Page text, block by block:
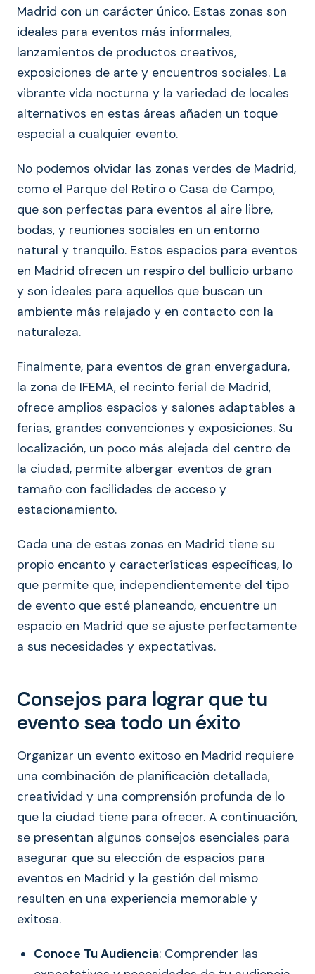
Madrid con un carácter único. Estas zonas son
ideales para eventos más informales,
lanzamientos de productos creativos,
exposiciones de arte y encuentros sociales. La
vibrante vida nocturna y la variedad de locales
alternativos en estas áreas añaden un toque
especial a cualquier evento.
No podemos olvidar las zonas verdes de Madrid,
como el Parque del Retiro o Casa de Campo,
que son perfectas para eventos al aire libre,
bodas, y reuniones sociales en un entorno
natural y tranquilo. Estos espacios para eventos
en Madrid ofrecen un respiro del bullicio urbano
y son ideales para aquellos que buscan un
ambiente más relajado y en contacto con la
naturaleza.
Finalmente, para eventos de gran envergadura,
la zona de IFEMA, el recinto ferial de Madrid,
ofrece amplios espacios y salones adaptables a
ferias, grandes convenciones y exposiciones. Su
localización, un poco más alejada del centro de
la ciudad, permite albergar eventos de gran
tamaño con facilidades de acceso y
estacionamiento.
Cada una de estas zonas en Madrid tiene su
propio encanto y características específicas, lo
que permite que, independientemente del tipo
de evento que esté planeando, encuentre un
espacio en Madrid que se ajuste perfectamente
a sus necesidades y expectativas.
Consejos para lograr que tu
evento sea todo un éxito
Organizar un evento exitoso en Madrid requiere
una combinación de planificación detallada,
creatividad y una comprensión profunda de lo
que la ciudad tiene para ofrecer. A continuación,
se presentan algunos consejos esenciales para
asegurar que su elección de espacios para
eventos en Madrid y la gestión del mismo
resulten en una experiencia memorable y
exitosa.
Conoce Tu Audiencia: Comprender las